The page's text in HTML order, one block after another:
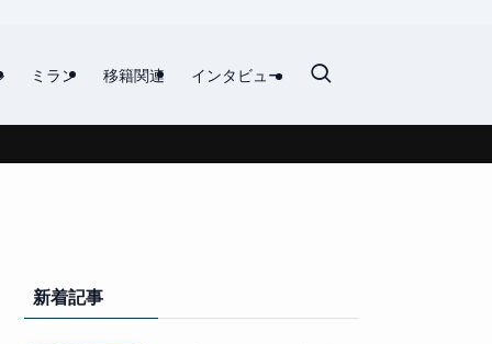
ミラン 移籍関連 インタビュー
新着記事